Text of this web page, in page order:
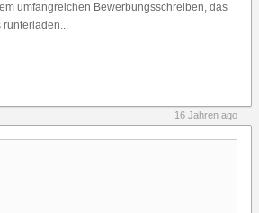
umfangreichen Bewerbungsschreiben, das
runterladen...
16 Jahren ago